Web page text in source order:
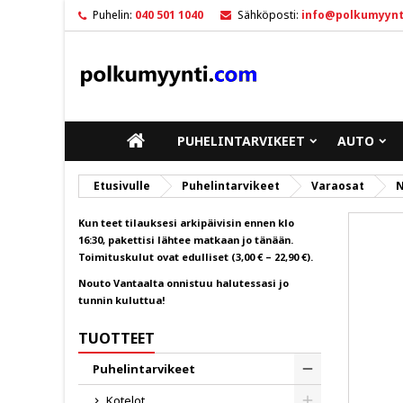
Puhelin: 040 501 1040 Sähköposti:
ETUSIVULLE
PUHELINTARVIKEET AUTO
Etusivulle Puhelintarvikeet Varaosat
Kun teet tilauksesi arkipäivisin ennen klo
16:30, pakettisi lähtee matkaan jo tänään.
Toimituskulut ovat edulliset (3,00 € – 22,90 €).
Nouto Vantaalta onnistuu halutessasi jo
tunnin kuluttua!
TUOTTEET
Puhelintarvikeet